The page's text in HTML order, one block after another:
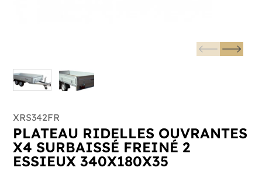
XRS342FR
PLATEAU RIDELLES OUVRANTES
X4 SURBAISSÉ FREINÉ 2
ESSIEUX 340X180X35